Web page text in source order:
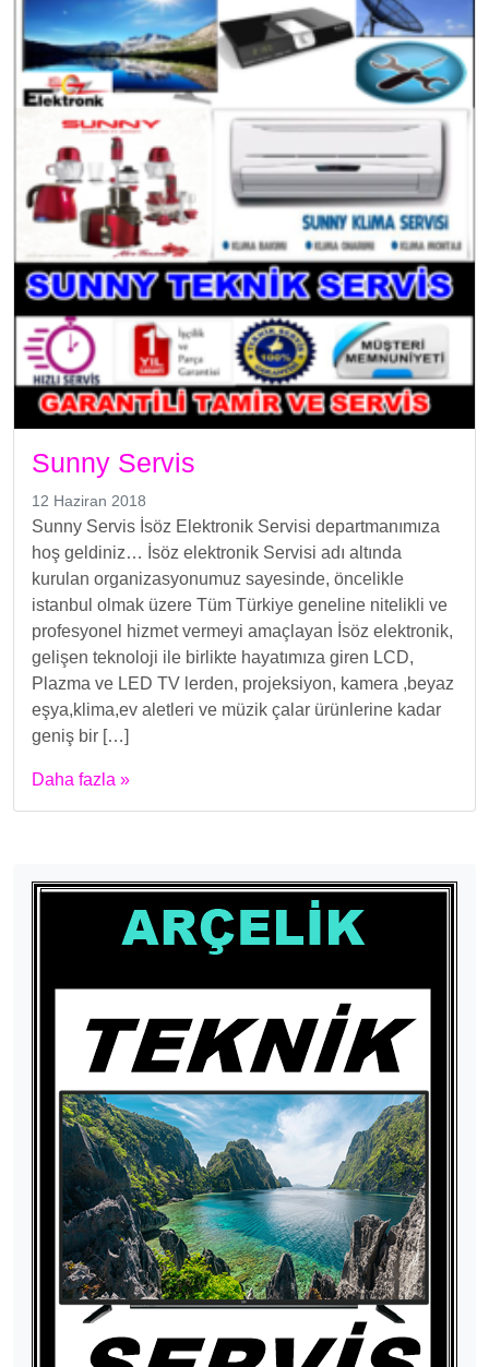
Sunny Servis
12 Haziran 2018
Sunny Servis İsöz Elektronik Servisi departmanımıza
hoş geldiniz… İsöz elektronik Servisi adı altında
kurulan organizasyonumuz sayesinde, öncelikle
istanbul olmak üzere Tüm Türkiye geneline nitelikli ve
profesyonel hizmet vermeyi amaçlayan İsöz elektronik,
gelişen teknoloji ile birlikte hayatımıza giren LCD,
Plazma ve LED TV lerden, projeksiyon, kamera ,beyaz
eşya,klima,ev aletleri ve müzik çalar ürünlerine kadar
geniş bir […]
Daha fazla »